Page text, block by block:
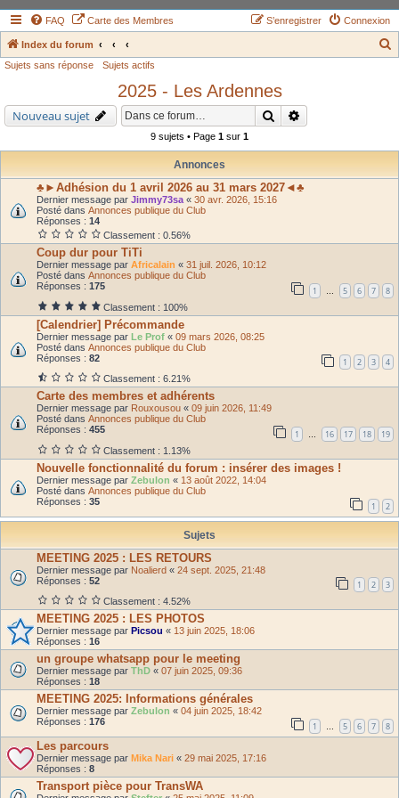
FAQ Carte des Membres Connexion
S’enregistrer
Index du forum
r
Sujets sans réponse Sujets actifs
2025 - Les Ardennes
Nouveau sujet Rechercher
9 sujets • Page 1 sur 1
Annonces
♣►Adhésion du 1 avril 2026 au 31 mars 2027◄♣
Dernier message par Jimmy73sa « 30 avr. 2026, 15:16
Posté dans Annonces publique du Club
Réponses : 14
Classement : 0.56%
Coup dur pour TiTi
Dernier message par Africalain « 31 juil. 2026, 10:12
Posté dans Annonces publique du Club
Réponses : 175 1 … 5 6 7 8
Classement : 100%
[Calendrier] Précommande
Dernier message par Le Prof « 09 mars 2026, 08:25
Posté dans Annonces publique du Club
Réponses : 82 1 2 3 4
Classement : 6.21%
Carte des membres et adhérents
Dernier message par Rouxousou « 09 juin 2026, 11:49
Posté dans Annonces publique du Club
Réponses : 455 1 … 16 17 18 19
Classement : 1.13%
Nouvelle fonctionnalité du forum : insérer des images !
Dernier message par Zebulon « 13 août 2022, 14:04
Posté dans Annonces publique du Club
Réponses : 35 1 2
Sujets
MEETING 2025 : LES RETOURS
Dernier message par Noalierd « 24 sept. 2025, 21:48
Réponses : 52 1 2 3
Classement : 4.52%
MEETING 2025 : LES PHOTOS
Dernier message par Picsou « 13 juin 2025, 18:06
Réponses : 16
un groupe whatsapp pour le meeting
Dernier message par ThD « 07 juin 2025, 09:36
Réponses : 18
MEETING 2025: Informations générales
Dernier message par Zebulon « 04 juin 2025, 18:42
Réponses : 176 1 … 5 6 7 8
Les parcours
Dernier message par Mika Nari « 29 mai 2025, 17:16
Réponses : 8
Transport pièce pour TransWA